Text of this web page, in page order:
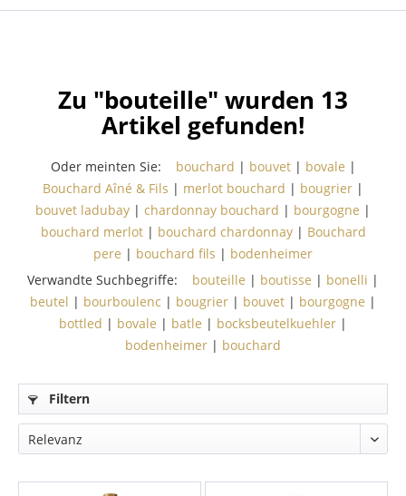
Zu "bouteille" wurden 13
Artikel gefunden!
Oder meinten Sie: bouchard | bouvet| bovale |
Bouchard Aîné & Fils | merlot bouchard | bougrier |
bouvet ladubay | chardonnay bouchard | bourgogne |
bouchard merlot| bouchard chardonnay| Bouchard
pere | bouchard fils | bodenheimer
Verwandte Suchbegriffe:
bouteille | boutisse | bonelli |
beutel | bourboulenc | bougrier | bouvet | bourgogne |
bottled | bovale | batle | bocksbeutelkuehler |
bodenheimer | bouchard
Filtern